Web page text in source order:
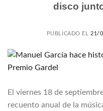
disco
PUBLICADO EL21/
El viernes 18 de
recuento anual de la